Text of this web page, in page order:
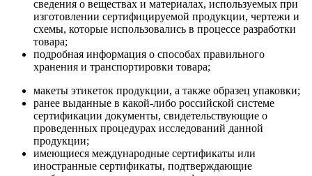
сведения о веществах и материалах, используемых при
изготовлении сертифицируемой продукции, чертежи и
схемы, которые использовались в процессе разработки
товара;
подробная информация о способах правильного
хранения и транспортировки товара;
макеты этикеток продукции, а также образец упаковки;
ранее выданные в какой-либо российской системе
сертификации документы, свидетельствующие о
проведенных процедурах исследований данной
продукции;
имеющиеся международные сертификаты или
иностранные сертификаты, подтверждающие